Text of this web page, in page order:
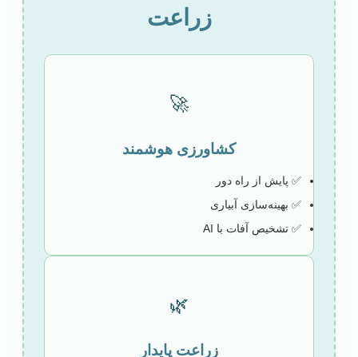
زراعت
🚀
کشاورزی هوشمند
✅ پایش از راه دور
✅ بهینه‌سازی آبیاری
✅ تشخیص آفات با AI
🌿
زراعت پایدار